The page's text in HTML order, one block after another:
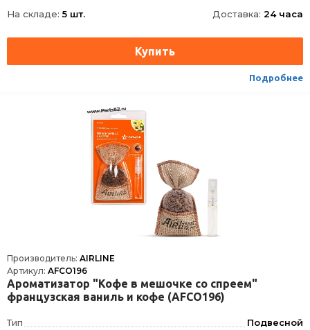
На складе:5 шт. Доставка: 24 часа
Подробнее
Производитель: AIRLINE
Артикул: AFCO196
Ароматизатор "Кофе в мешочке со спреем"
французская ваниль и кофе (AFCO196)
Тип Подвесной